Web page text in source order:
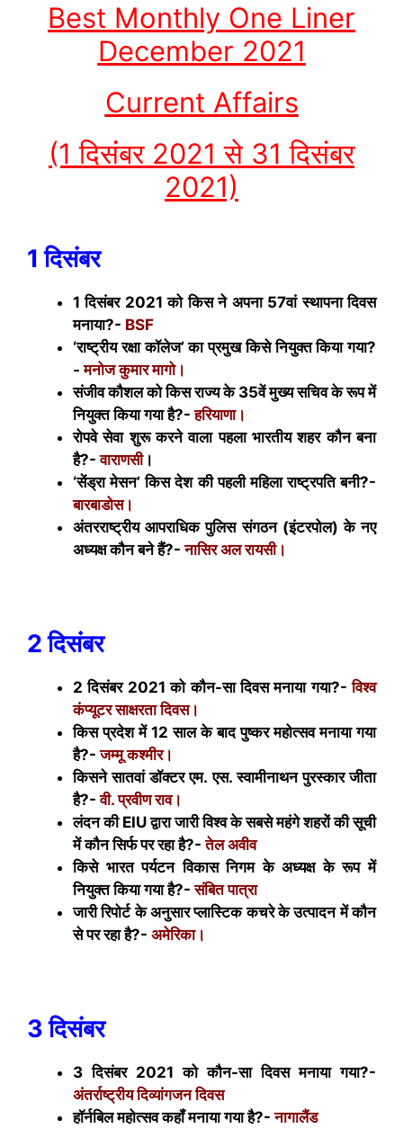
Best Monthly One Liner
December 2021
Current Affairs
(1 दिसंंबर 2021 से 31 दिसंबर
2021)
1 दिसंबर
1 दिसंबर 2021 को किस ने अपना 57वां स्थापना दिवस
मनाया?- BSF
‘राष्ट्रीय रक्षा कॉलेज’ का प्रमुख किसे नियुक्त किया गया?
-मनोज कुमार मागो।
संजीव कौशल को किस राज्य के 35वें मुख्य सचिव के रूप में
नियुक्त किया गया है?-हरियाणा।
रोपवे सेवा शुरू करने वाला पहला भारतीय शहर कौन बना
है?-वाराणसी।
‘सेंड्रा मेसन’ किस देश की पहली महिला राष्ट्रपति बनी?-
बारबाडोस।
अंतरराष्ट्रीय आपराधिक पुलिस संगठन (इंटरपोल) के नए
अध्यक्ष कौन बने हैं?-नासिर अल रायसी।
2दिसंबर
2 दिसंबर 2021 को कौन-सा दिवस मनाया गया?-विश्व
कंप्यूटर साक्षरता दिवस।
किस प्रदेश में 12 साल के बाद पुष्कर महोत्सव मनाया गया
है?-जम्मू कश्मीर।
किसने सातवां डॉक्टर एम. एस. स्वामीनाथन पुरस्कार जीता
है?-वी. प्रवीण राव।
लंदन की EIUद्वारा जारी विश्व के सबसे महंगे शहरों की सूची
में कौन सिर्फ पर रहा है?-तेल अवीव
किसे भारत पर्यटन विकास निगम के अध्यक्ष के रूप में
नियुक्त किया गया है?-संबित पात्रा
जारी रिपोर्ट के अनुसार प्लास्टिक कचरे के उत्पादन में कौन
से पर रहा है?- अमेरिका।
3 दिसंबर
3 दिसंबर 2021 को कौन-सा दिवस मनाया गया?-
अंतर्राष्ट्रीय दिव्यांगजन दिवस
हॉर्नबिल महोत्सव कहॉं मनाया गया है?-नागालैंड